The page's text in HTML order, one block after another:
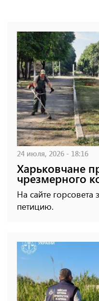
24 июля, 2026 - 18:16
Харьковчане
чрезмерного
На сайте горсовета
петицию.